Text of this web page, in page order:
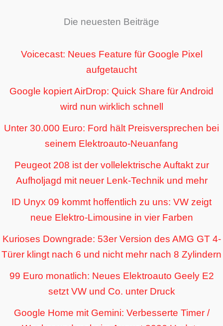
Die neuesten Beiträge
Voicecast: Neues Feature für Google Pixel
aufgetaucht
Google kopiert AirDrop: Quick Share für Android
wird nun wirklich schnell
Unter 30.000 Euro: Ford hält Preisversprechen bei
seinem Elektroauto-Neuanfang
Peugeot 208 ist der vollelektrische Auftakt zur
Aufholjagd mit neuer Lenk-Technik und mehr
ID Unyx 09 kommt hoffentlich zu uns: VW zeigt
neue Elektro-Limousine in vier Farben
Kurioses Downgrade: 53er Version des AMG GT 4-
Türer klingt nach 6 und nicht mehr nach 8 Zylindern
99 Euro monatlich: Neues Elektroauto Geely E2
setzt VW und Co. unter Druck
Google Home mit Gemini: Verbesserte Timer /